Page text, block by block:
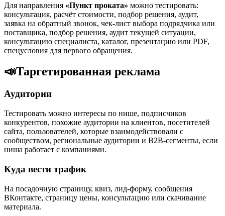
Для направления «Пункт проката» можно тестировать:
консультация, расчёт стоимости, подбор решения, аудит,
заявка на обратный звонок, чек-лист выбора подрядчика или
поставщика, подбор решения, аудит текущей ситуации,
консультацию специалиста, каталог, презентацию или PDF,
спецусловия для первого обращения.
📣Таргетированная реклама
Аудитории
Тестировать можно интересы по нише, подписчиков
конкурентов, похожие аудитории на клиентов, посетителей
сайта, пользователей, которые взаимодействовали с
сообществом, региональные аудитории и B2B-сегменты, если
ниша работает с компаниями.
Куда вести трафик
На посадочную страницу, квиз, лид-форму, сообщения
ВКонтакте, страницу цены, консультацию или скачивание
материала.